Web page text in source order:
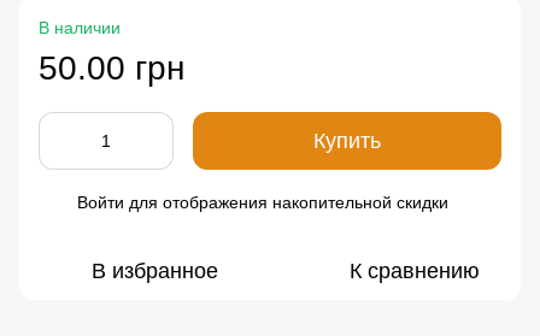
В наличии
50.00 грн
Купить
Войти для отображения накопительной скидки
В избранное К сравнению